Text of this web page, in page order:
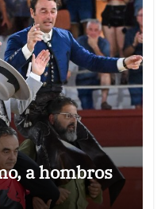
a hombros